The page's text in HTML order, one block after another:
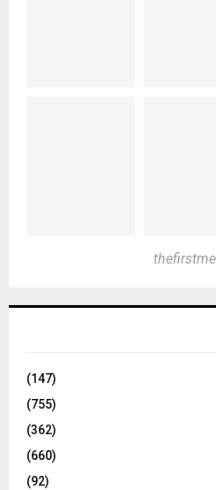
(147)
(755)
(362)
(660)
(92)